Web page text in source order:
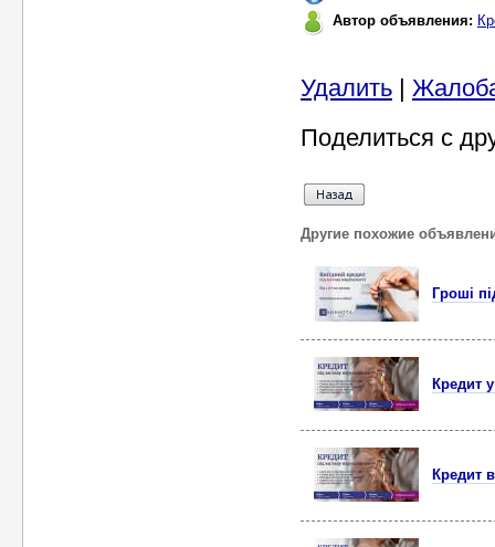
Автор объявления:
Удалить |
Поделиться с
Другие похожие
Гроші
Кредит
Кредит